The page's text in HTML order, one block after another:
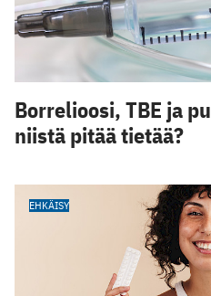
Borrelioosi, TBE ja
niistä pitää tietää?
EHKÄISY